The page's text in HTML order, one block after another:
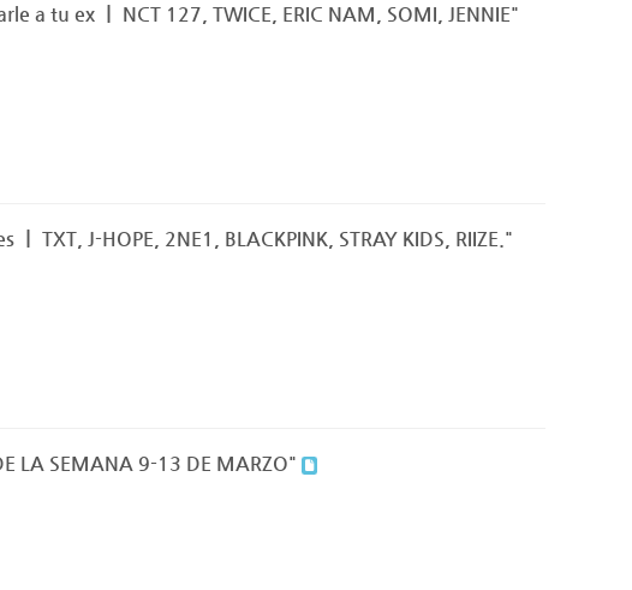
a tu ex ㅣ NCT 127, TWICE, ERIC NAM, SOMI, JENNIE"
ㅣ TXT, J-HOPE, 2NE1, BLACKPINK, STRAY KIDS, RIIZE."
LA SEMANA 9-13 DE MARZO"